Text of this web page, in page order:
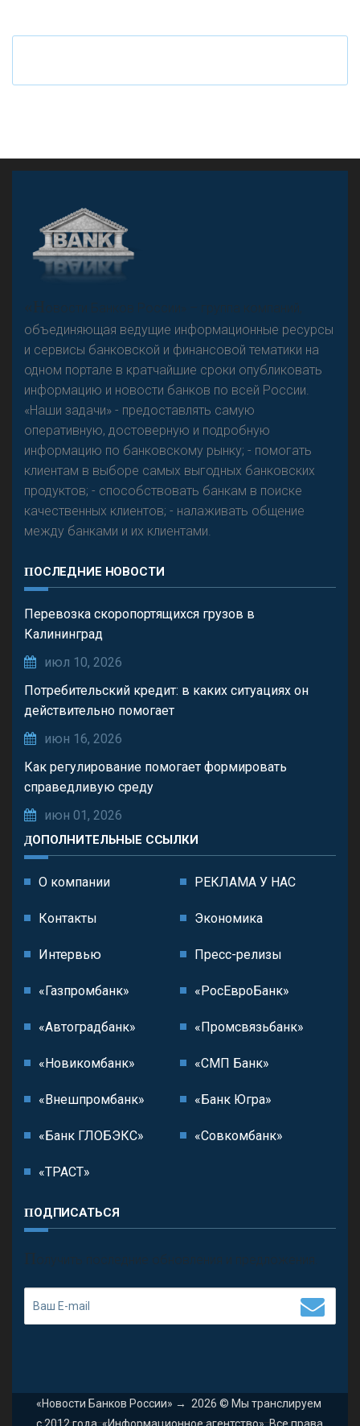
Резкого разворота на рынке автокредитов не
предвидится - «Интервью»
Что будет с наличными деньгами при цифровом
«Н
овости Банков России» – группа компаний,
объединяющая ведущие информационные ресурсы
и сервисы банковской и финансовой тематики на
одном портале в кратчайшие сроки опубликовать
информацию и новости банков по всей России.
«Наши задачи» - предоставлять самую
оперативную, достоверную и подробную
информацию по банковскому рынку; - помогать
клиентам в выборе самых выгодных банковских
продуктов; - способствовать банкам в поиске
качественных клиентов; - налаживать общение
между банками и их клиентами.
ПОСЛЕДНИЕ НОВОСТИ
Перевозка скоропортящихся грузов в
Калининград
июл 10, 2026
Потребительский кредит: в каких ситуациях он
действительно помогает
июн 16, 2026
Как регулирование помогает формировать
справедливую среду
июн 01, 2026
ДОПОЛНИТЕЛЬНЫЕ ССЫЛКИ
О компании РЕКЛАМА У НАС
Контакты Экономика
Интервью Пресс-релизы
«Газпромбанк» «РосЕвроБанк»
«Автоградбанк» «Промсвязьбанк»
«Новикомбанк» «СМП Банк»
«Внешпромбанк» «Банк Югра»
«Банк ГЛОБЭКС» «Совкомбанк»
«ТРАСТ»
ПОДПИСАТЬСЯ
П олучить последние обновления и предложения.
«Новости Банков России» → 2026 © Мы транслируем